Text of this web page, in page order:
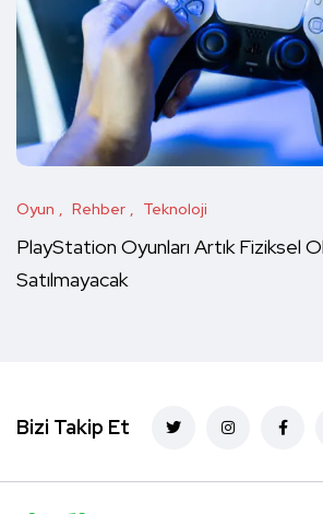
Oyun Rehber Teknoloji
PlayStation Oyunları Artık Fiziksel
Satılmayacak
Bizi Takip Et